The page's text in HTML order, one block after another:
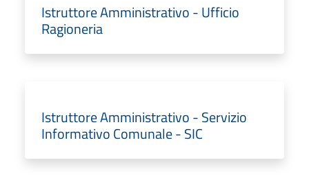
Istruttore Amministrativo - Ufficio
Ragioneria
Istruttore Amministrativo - Servizio
Informativo Comunale - SIC